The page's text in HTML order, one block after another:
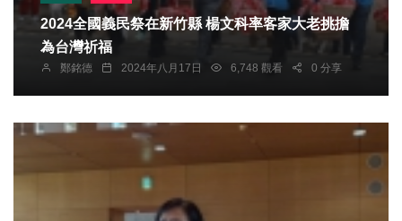
2024全國義民祭在新竹縣 楊文科率客家大老挑擔
為台灣祈福
鄭銘德 2024年八月17日 6,748 觀看 0 分享